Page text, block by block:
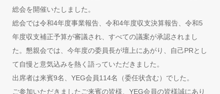
総会を開催いたしました。
総会では令和4年度事業報告、令和4年度収支決算報告、令和5
年度収支補正予算が審議され、すべての議案が承認されまし
た。懇親会では、今年度の委員長が壇上にあがり、自己PRとし
て自慢と意気込みを熱く語っていただきました。
出席者は来賓9名、YEG会員114名（委任状含む）でした。
ご参加いただきましたご来賓の皆様、YEG会員の皆様誠にあり